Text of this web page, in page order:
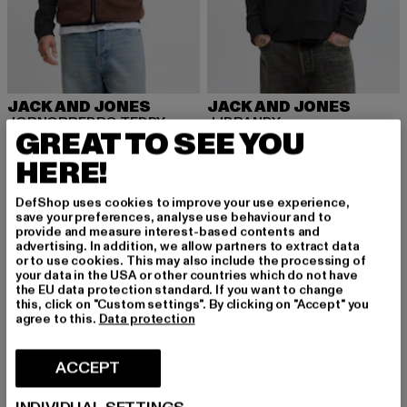
JACK AND JONES
JORNORREBRO TEDDY
EUR 25,99
Huidige prijs: EUR 25,99
EUR 49,99Actieprijs: EUR 49,99
JACK AND JONES
JJBRANDY
EUR 21,99
Huidige prijs: EUR 21,99
EUR 39,99
-46% -50%
GREAT TO SEE YOU
HERE!
DefShop uses cookies to improve your use experience,
save your preferences, analyse use behaviour and to
provide and measure interest-based contents and
advertising. In addition, we allow partners to extract data
or to use cookies. This may also include the processing of
your data in the USA or other countries which do not have
the EU data protection standard. If you want to change
this, click on "Custom settings". By clicking on "Accept" you
agree to this. Data protection
ACCEPT